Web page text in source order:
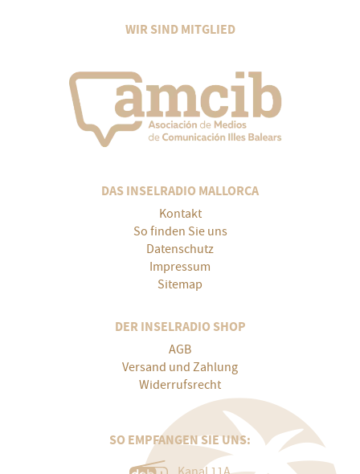
WIR SIND MITGLIED
DAS INSELRADIO MALLORCA
Kontakt
So finden Sie uns
Datenschutz
Impressum
Sitemap
DER INSELRADIO SHOP
AGB
Versand und Zahlung
Widerrufsrecht
SO EMPFANGEN SIE UNS: